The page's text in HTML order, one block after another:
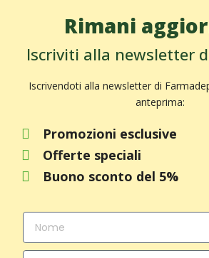
Rimani
Iscriviti alla newsletter
Iscrivendoti alla newsletter di
anteprima:
Promozioni esclusive
Offerte speciali
Buono sconto del 5%